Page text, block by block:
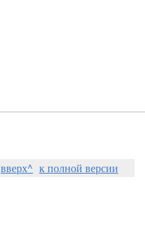
вверх^ к полной версии